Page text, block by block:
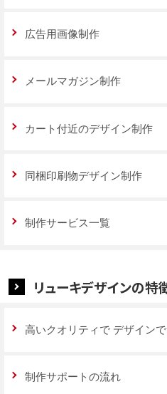
広告用画像制作
メールマガジン制作
カート付近のデザイン制作
同梱印刷物デザイン制作
制作サービス一覧
リューキデザインの特
高いクオリティで デザイン
制作サポートの流れ